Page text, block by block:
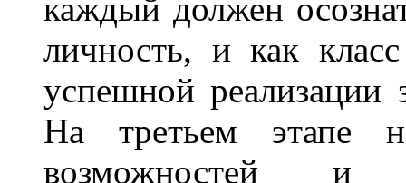
каждый должен
личность, и как
успешной реализации
На третьем этапе
возможностей и